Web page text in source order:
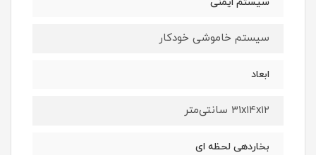
سیستم خاموشی خودکار
ابعاد
۳۱x۱۴x۱۲ سانتی‌متر
بخاردهی لحظه ای